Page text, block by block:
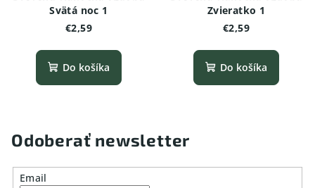
Svätá noc 1
€2,59
Do košíka
Zvieratko 1
€2,59
Do košíka
Odoberať newsletter
Email